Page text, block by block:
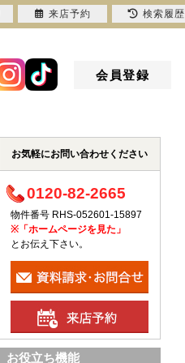
会員登録
お気軽にお問い合わせください
0120-82-2665
物件番号 RHS-052601-15897
※「ホームページを見た」
とお伝え下さい。
お役立ち機能
来店予約 検索履歴